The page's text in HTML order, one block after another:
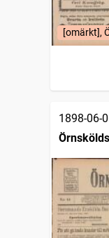
[omärkt],
1898-06-